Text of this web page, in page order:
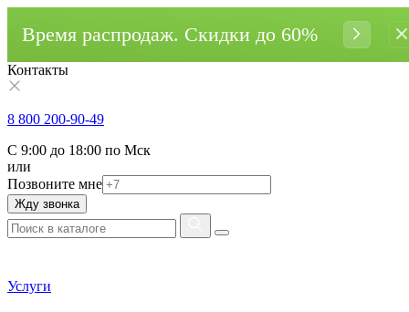
Время распродаж. Cкидки до 60%
Контакты
8 800 200-90-49
С 9:00 до 18:00 по Мск
или
Позвоните мне
Жду звонка
Услуги